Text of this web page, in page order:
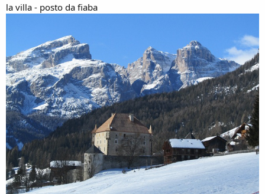
la villa - posto da fiaba